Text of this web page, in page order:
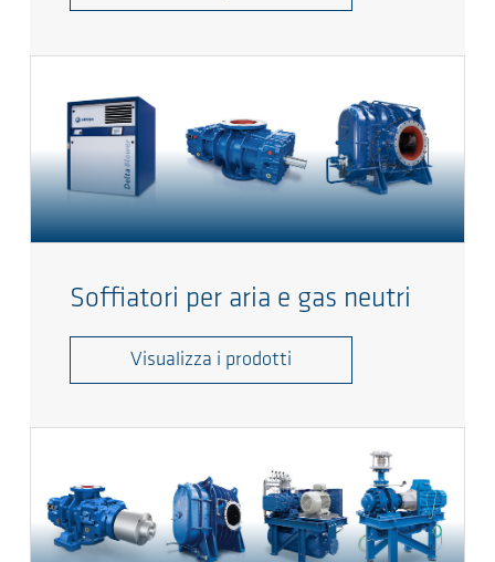
Soffiatori per aria e gas neutri
Visualizza i prodotti